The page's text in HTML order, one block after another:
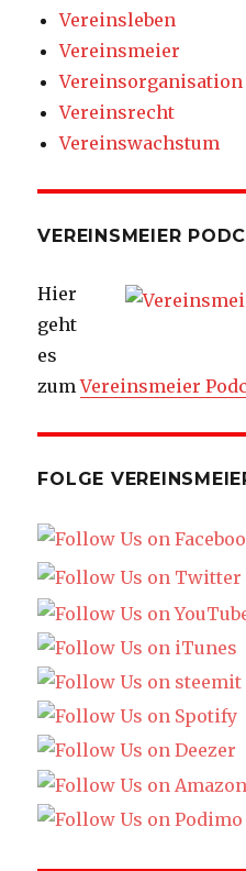
Vereinsleben
Vereinsmeier
Vereinsorganisation
Vereinsrecht
Vereinswachstum
VEREINSMEIER
Hier
geht
es
zumVereinsmeier
FOLGE